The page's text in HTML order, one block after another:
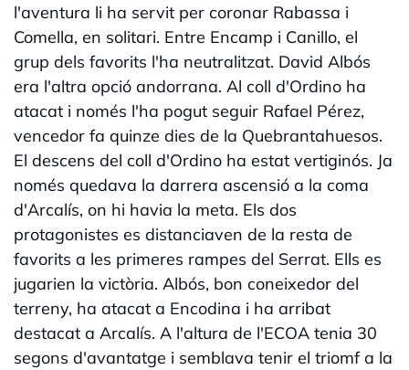
l'aventura li ha servit per coronar Rabassa i
Comella, en solitari. Entre Encamp i Canillo, el
grup dels favorits l'ha neutralitzat. David Albós
era l'altra opció andorrana. Al coll d'Ordino ha
atacat i només l'ha pogut seguir Rafael Pérez,
vencedor fa quinze dies de la Quebrantahuesos.
El descens del coll d'Ordino ha estat vertiginós. Ja
només quedava la darrera ascensió a la coma
d'Arcalís, on hi havia la meta. Els dos
protagonistes es distanciaven de la resta de
favorits a les primeres rampes del Serrat. Ells es
jugarien la victòria. Albós, bon coneixedor del
terreny, ha atacat a Encodina i ha arribat
destacat a Arcalís. A l'altura de l'ECOA tenia 30
segons d'avantatge i semblava tenir el triomf a la